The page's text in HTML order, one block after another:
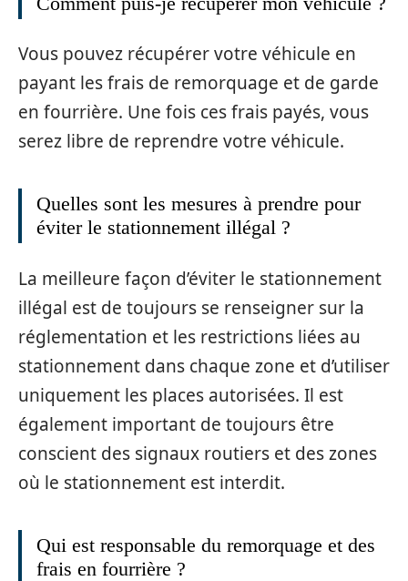
Vous pouvez récupérer votre véhicule en
payant les frais de remorquage et de garde
en fourrière. Une fois ces frais payés, vous
serez libre de reprendre votre véhicule.
Quelles sont les mesures à prendre pour
éviter le stationnement illégal ?
La meilleure façon d’éviter le stationnement
illégal est de toujours se renseigner sur la
réglementation et les restrictions liées au
stationnement dans chaque zone et d’utiliser
uniquement les places autorisées. Il est
également important de toujours être
conscient des signaux routiers et des zones
où le stationnement est interdit.
Qui est responsable du remorquage et des
frais en fourrière ?